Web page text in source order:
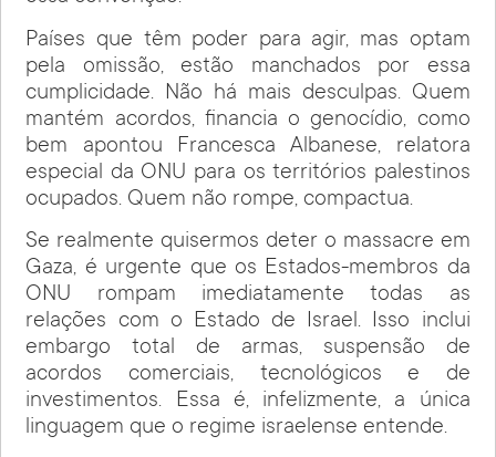
Países que têm poder para agir, mas optam
pela omissão, estão manchados por essa
cumplicidade. Não há mais desculpas. Quem
mantém acordos, financia o genocídio, como
bem apontou Francesca Albanese, relatora
especial da ONU para os territórios palestinos
ocupados. Quem não rompe, compactua.
Se realmente quisermos deter o massacre em
Gaza, é urgente que os Estados-membros da
ONU rompam imediatamente todas as
relações com o Estado de Israel. Isso inclui
embargo total de armas, suspensão de
acordos comerciais, tecnológicos e de
investimentos. Essa é, infelizmente, a única
linguagem que o regime israelense entende.